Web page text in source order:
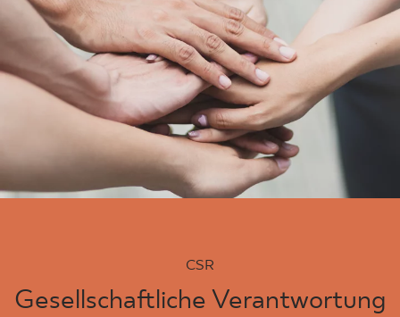
CSR
Gesellschaftliche Verantwortung